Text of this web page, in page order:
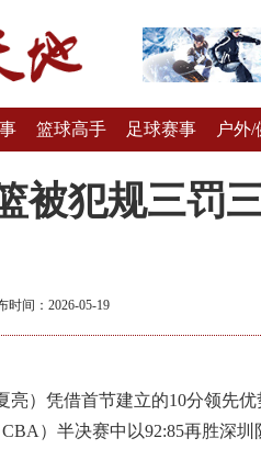
篮球高手 足球赛事 户外/
被犯规三罚
间：2026-05-19
）凭借首节建立的10分领先优
）半决赛中以92:85再胜深